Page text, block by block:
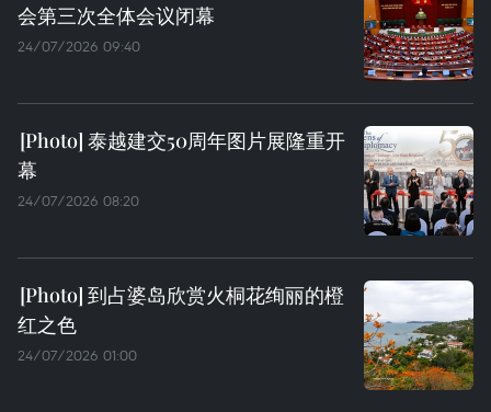
会第三次全体会议闭幕
24/07/2026 09:40
泰越建交50周年图片展隆重开
幕
24/07/2026 08:20
到占婆岛欣赏火桐花绚丽的橙
红之色
24/07/2026 01:00